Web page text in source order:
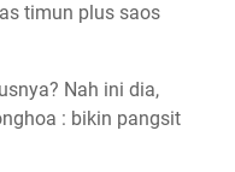
timun plus saos
Nah ini dia,
: bikin pangsit